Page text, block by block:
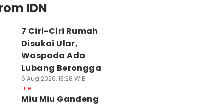
IDN
7 Ciri-Ciri Rumah
Disukai Ular,
Waspada Ada
Lubang Berongga
6 Aug 2026, 13:28 WIB
Life
Miu Miu Gandeng